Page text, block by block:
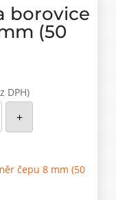
borovice
(50
DPH)
+